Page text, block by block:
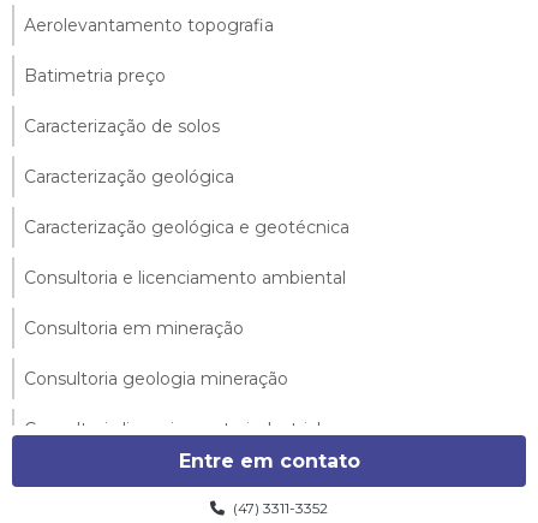
Aerolevantamento topografia
Batimetria preço
Caracterização de solos
Caracterização geológica
Caracterização geológica e geotécnica
Consultoria e licenciamento ambiental
Consultoria em mineração
Consultoria geologia mineração
Consultoria licenciamento industrial
Entre em contato
(47) 3311-3352